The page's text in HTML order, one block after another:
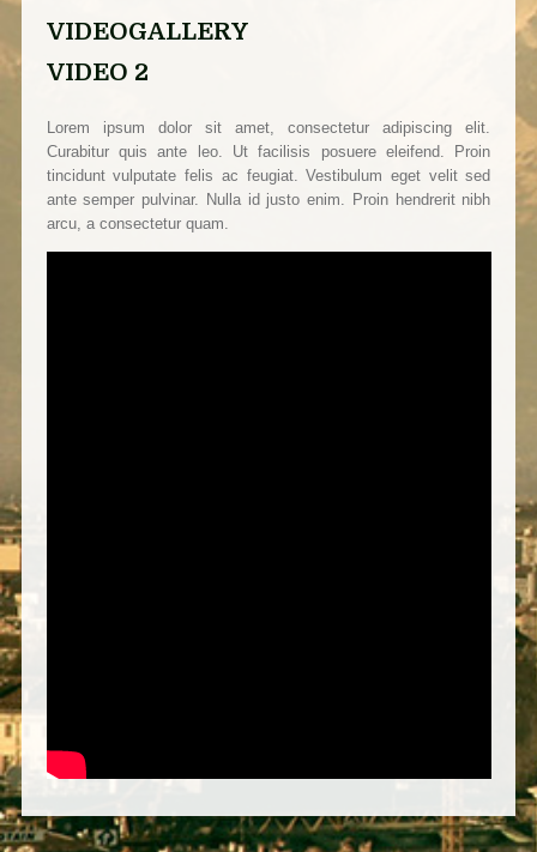
VIDEOGALLERY
VIDEO 2
Lorem ipsum dolor sit amet, consectetur adipiscing elit.
Curabitur quis ante leo. Ut facilisis posuere eleifend. Proin
tincidunt vulputate felis ac feugiat. Vestibulum eget velit sed
ante semper pulvinar. Nulla id justo enim. Proin hendrerit nibh
arcu, a consectetur quam.